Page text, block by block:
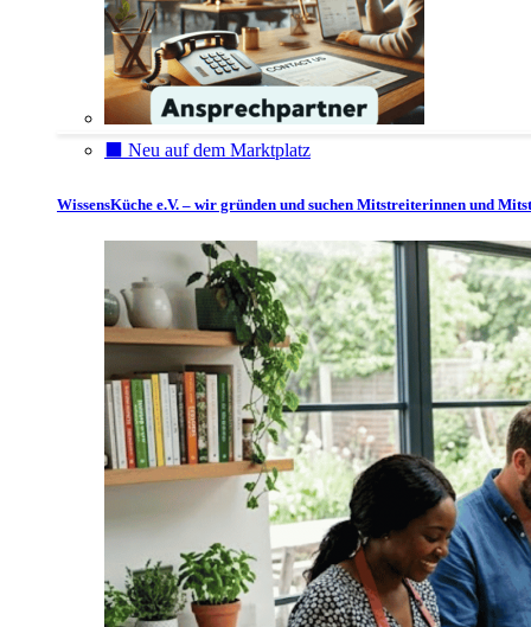
⬛️ Neu auf dem Marktplatz
WissensKüche e.V. – wir gründen und suchen Mitstreiterinnen und